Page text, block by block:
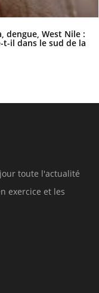
dengue, West Nile :
t-il dans le sud de la
toute l'actualité
exercice et les